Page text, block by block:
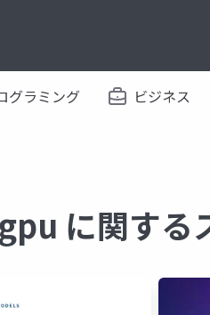
グラミング ビジネス
に関する